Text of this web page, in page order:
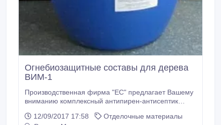
Огнебиозащитные составы для дерева
ВИМ-1
Производственная фирма "ЕС" предлагает Вашему
вниманию комплексный антипирен-антисептик
составы прекрасно подходят как для
12/09/2017 17:58
Отделочные материалы